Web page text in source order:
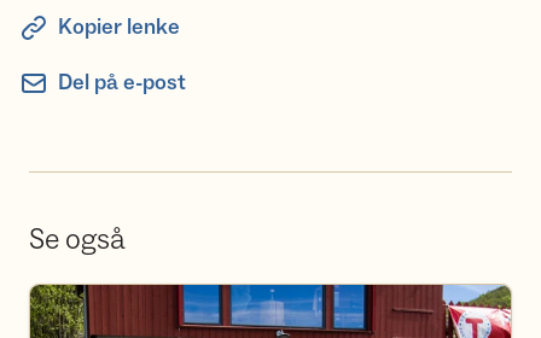
Kopier lenke
Del på e-post
Se også
Bli frivillig